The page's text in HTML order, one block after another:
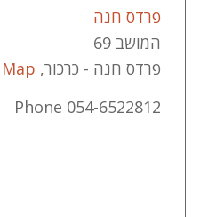
פרדס חנה
המושב 69
פרדס חנה - כרכור,
Phone 054-6522812